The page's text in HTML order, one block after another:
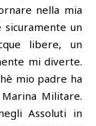
nella mia
un
libere, un
mi diverte.
mio padre ha
Militare.
Assoluti in